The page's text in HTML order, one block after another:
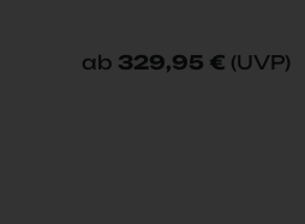
ab 329,95 € (UVP)